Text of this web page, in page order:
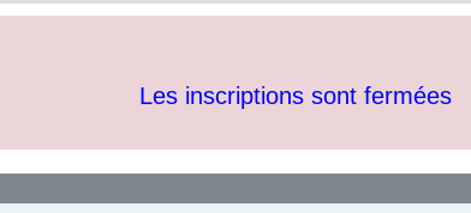
Les inscriptions sont fermées